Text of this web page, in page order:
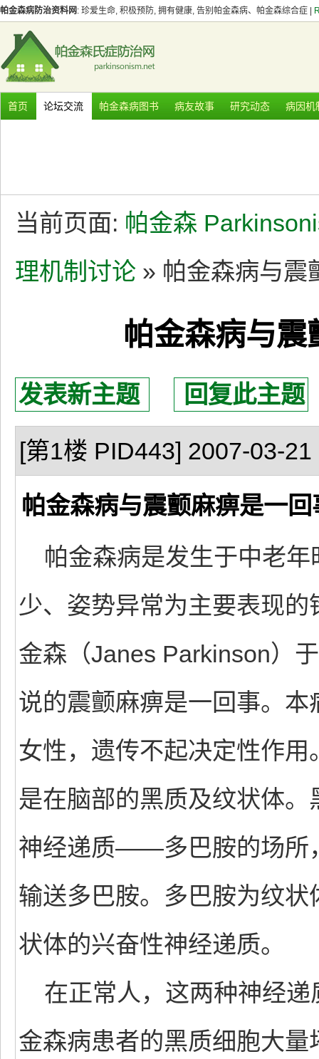
帕金森病防治资料网 : 珍爱生命, 积极预防, 拥有健康, 告别帕金森病、帕金森综合症 |
首页 论坛交流 帕金森病图书 病友故事 研究动态 病因机
当前页面: 帕金森
理机制讨论 » 帕金森病与震
帕金森病与震
发表新主题 回复此主题
[第1楼 PID443] 2007-03-21
帕金森病与震颤麻痹是一回
帕金森病是发生于中老年
少、姿势异常为主要表现
金森（Janes Parkinson）
说的震颤麻痹是一回事。
女性，遗传不起决定性作
是在脑部的黑质及纹状体
神经递质――多巴胺的场所
输送多巴胺。多巴胺为纹
状体的兴奋性神经递质。
在正常人，这两种神经递
金森病患者的黑质细胞大